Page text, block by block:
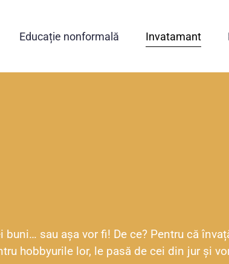
Educație nonformală Invatamant
sau așa vor fi! De ce? Pentru că
hobbyurile lor, le pasă de cei din jur și